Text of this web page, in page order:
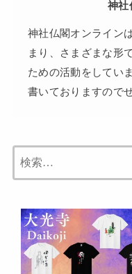
神社
神社仏閣オンライン
まり、さまざまな形
ための活動をしてい
書いておりますので